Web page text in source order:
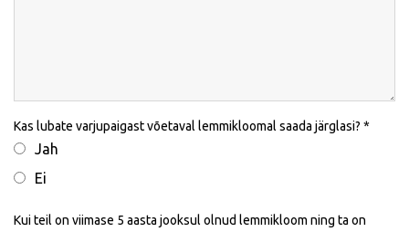
Kas lubate varjupaigast võetaval lemmikloomal saada järglasi?
Jah
Ei
Kui teil on viimase 5 aasta jooksul olnud lemmikloom ning ta on